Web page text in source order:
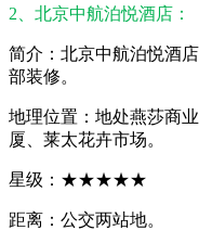
2、北京中航泊悦酒店：
简介：北京中航泊悦酒
部装修。
地理位置：地处燕莎商
厦、莱太花卉市场。
星级：★★★★★
距离：公交两站地。